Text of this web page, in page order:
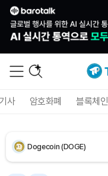
사 암호화폐 블록체인
Solana (SOL)
Bitcoin (BTC)